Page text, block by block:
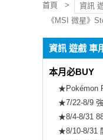
首頁 資訊
《MSI 微星》
資訊 遊戲 車
本月必BUY
★Pokémon
★7/22-8/9
★8/4-8/31
★8/10-8/31